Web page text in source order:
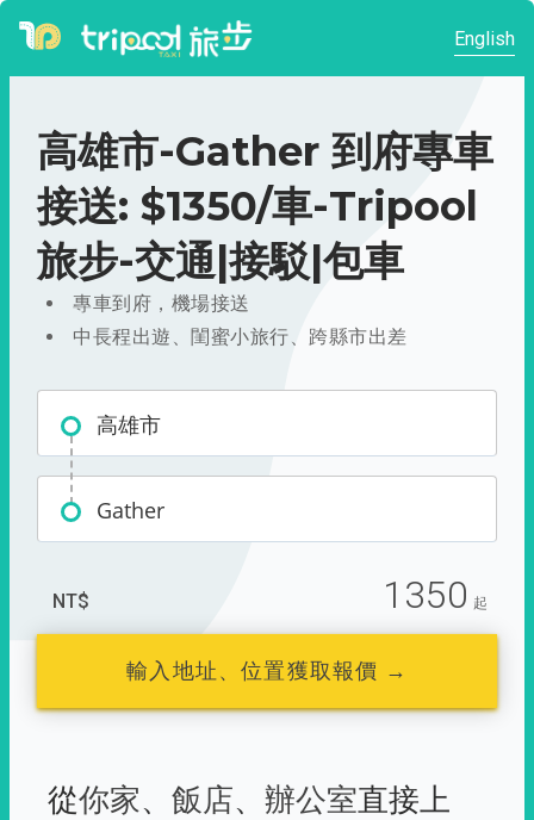
English
高雄市-Gather 到府專車
接送: $1350/車-Tripool
旅步-交通|接駁|包車
專車到府，機場接送
中長程出遊、閨蜜小旅行、跨縣市出差
高雄市
Gather
NT$ 1350 起
輸入地址、位置獲取報價 →
從你家、 飯店、 辦公室直接上